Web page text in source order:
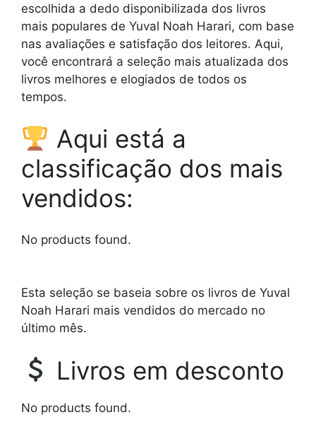
escolhida a dedo disponibilizada dos livros
mais populares de Yuval Noah Harari, com base
nas avaliações e satisfação dos leitores. Aqui,
você encontrará a seleção mais atualizada dos
livros melhores e elogiados de todos os
tempos.
Aqui está a
classificação dos mais
vendidos:
No products found.
Esta seleção se baseia sobre os livros de Yuval
Noah Harari mais vendidos do mercado no
último mês.
Livros em desconto
No products found.